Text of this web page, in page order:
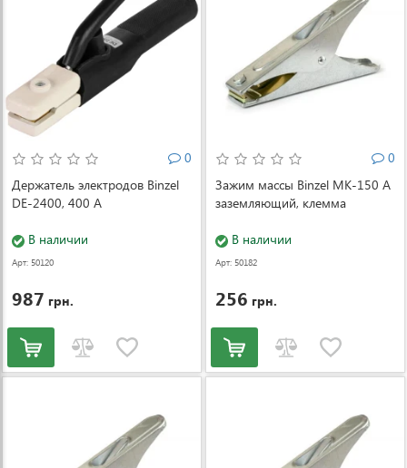
0
Держатель электродов Binzel
DE-2400, 400 A
В наличии
Арт: 50120
987 грн.
0
Зажим массы Binzel MK-150 А
заземляющий, клемма
В наличии
Арт: 50182
256 грн.